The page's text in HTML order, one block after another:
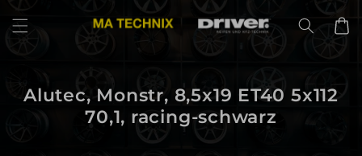
zum
Inhalt
Alutec, Monstr, 8,5x19 ET40 5x112
70,1, racing-schwarz